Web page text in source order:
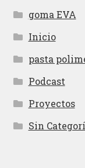
goma EVA
Inicio
pasta
Podcast
Proyectos
Sin